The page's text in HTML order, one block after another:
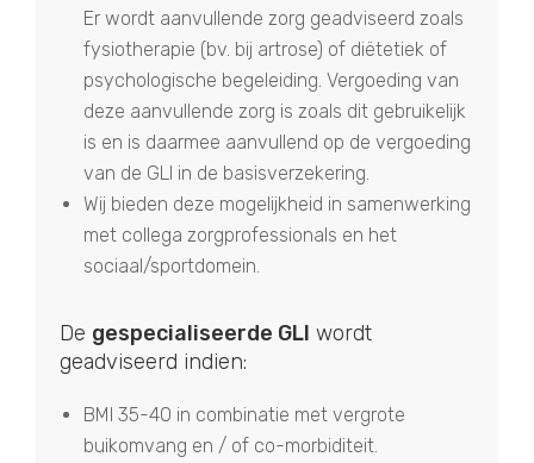
Er wordt aanvullende zorg geadviseerd zoals
fysiotherapie (bv. bij artrose) of diëtetiek of
psychologische begeleiding. Vergoeding van
deze aanvullende zorg is zoals dit gebruikelijk
is en is daarmee aanvullend op de vergoeding
van de GLI in de basisverzekering.
Wij bieden deze mogelijkheid in samenwerking
met collega zorgprofessionals en het
sociaal/sportdomein.
De gespecialiseerde GLI wordt
geadviseerd indien:
BMI 35-40 in combinatie met vergrote
buikomvang en / of co-morbiditeit.